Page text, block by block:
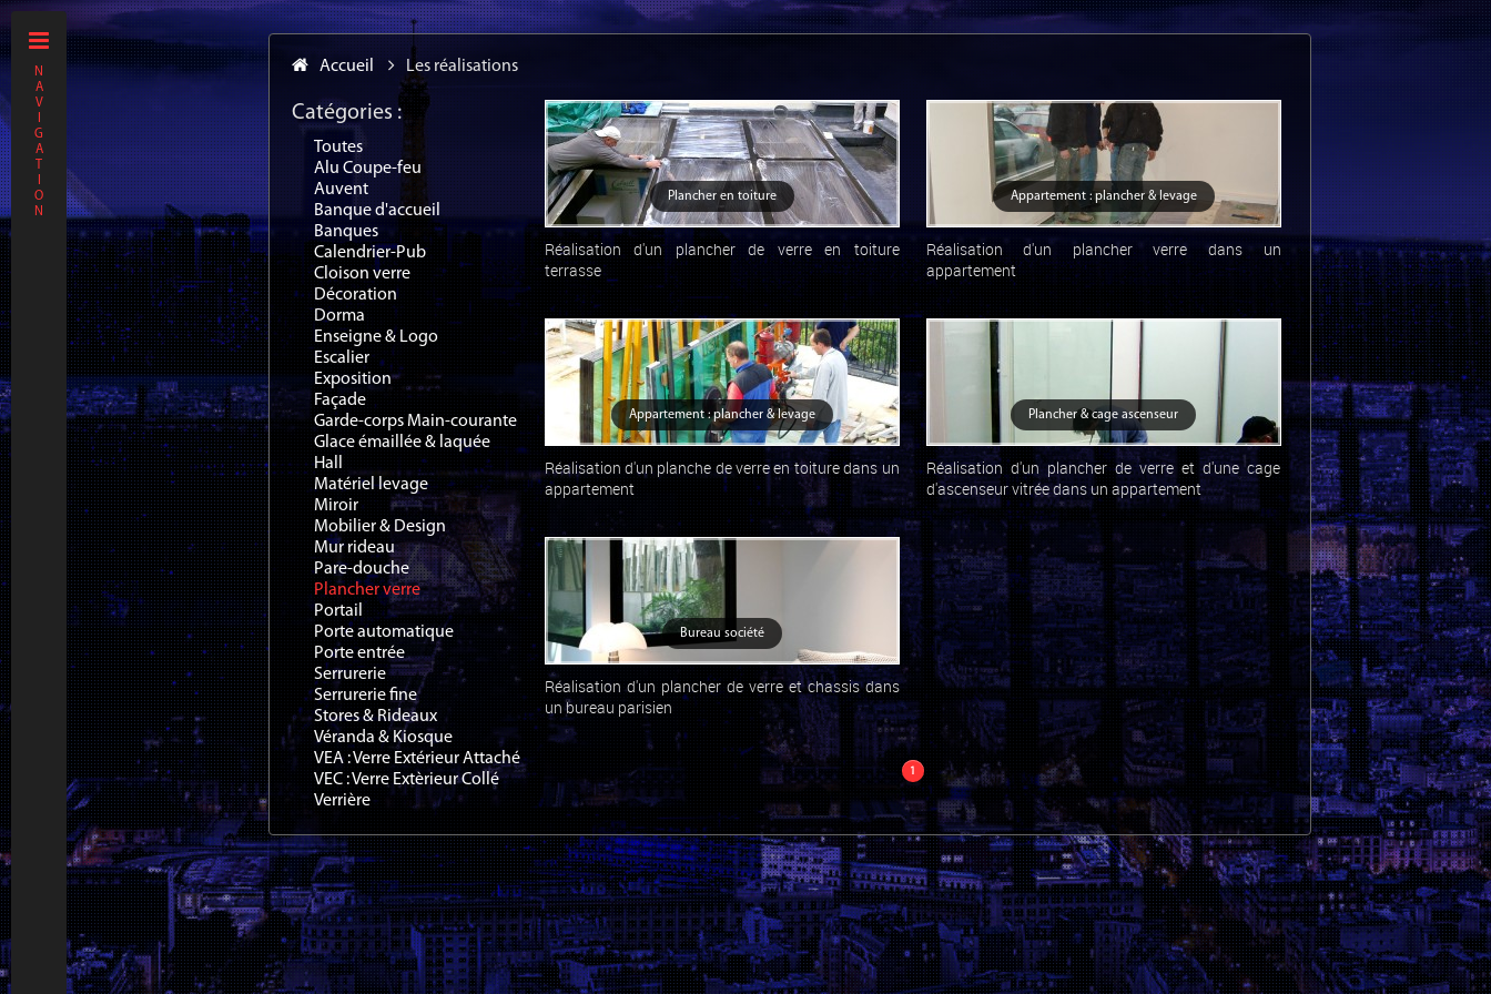
N
A
V
G
A
O
N
Accueil Les réalisations
Catégories :
Toutes
Alu Coupe-feu
Auvent
Banque d'accueil
Banques
Calendrier-Pub
Cloison verre
Décoration
Dorma
Enseigne & Logo
Escalier
Exposition
Façade
Garde-corps Main-courante
Glace émaillée & laquée
Hall
Matériel levage
Miroir
Mobilier & Design
Mur rideau
Pare-douche
Plancher verre
Portail
Porte automatique
Porte entrée
Serrurerie
Serrurerie fine
Stores & Rideaux
Véranda & Kiosque
VEA : Verre Extérieur Attaché
VEC : Verre Extèrieur Collé
Verrière
Plancher en toiture
Réalisation d'un plancher de verre en toiture
terrasse
Appartement : plancher & levage
Réalisation d'un plancher verre dans un
appartement
Appartement : plancher & levage
Réalisation d'un planche de verre en toiture dans un
appartement
Plancher & cage ascenseur
Réalisation d'un plancher de verre et d'une cage
d'ascenseur vitrée dans un appartement
Bureau société
Réalisation d'un plancher de verre et chassis dans
un bureau parisien
1